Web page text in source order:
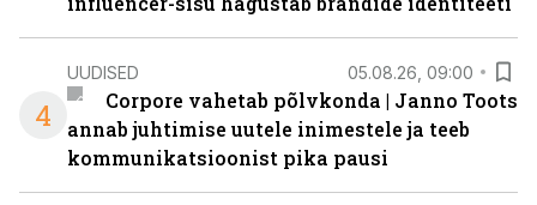
4
UUDISED 05.08.26, 09:00
Corpore vahetab põlvkonda | Janno Toots
annab juhtimise uutele inimestele ja teeb
kommunikatsioonist pika pausi